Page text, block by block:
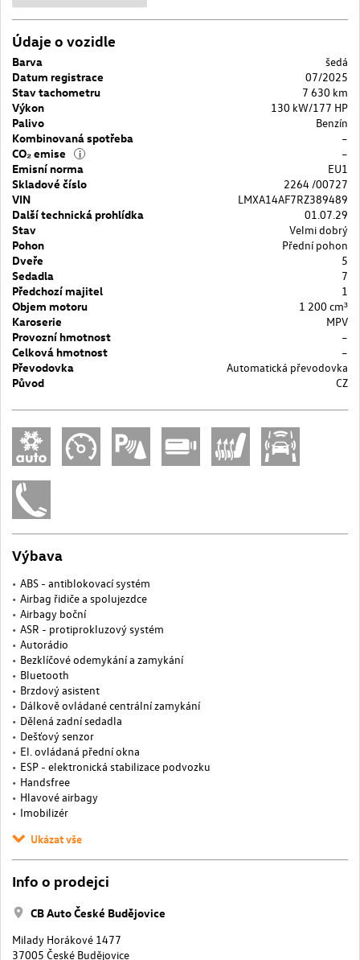
Údaje o vozidle
Barva
šedá
Datum registrace
07/2025
Stav tachometru
7 630 km
Výkon
130 kW/177 HP
Palivo
Benzín
Kombinovaná spotřeba
–
CO₂ emise
i
–
Emisní norma
EU1
Skladové číslo
2264 /00727
VIN
LMXA14AF7RZ389489
Další technická prohlídka
01.07.29
Stav
Velmi dobrý
Pohon
Přední pohon
Dveře
5
Sedadla
7
Předchozí majitel
1
Objem motoru
1 200 cm³
Karoserie
MPV
Provozní hmotnost
–
Celková hmotnost
–
Převodovka
Automatická převodovka
Původ
CZ
Výbava
ABS - antiblokovací systém
Airbag řidiče a spolujezdce
Airbagy boční
ASR - protiprokluzový systém
Autorádio
Bezklíčové odemykání a zamykání
Bluetooth
Brzdový asistent
Dálkově ovládané centrální zamykání
Dělená zadní sedadla
Dešťový senzor
El. ovládaná přední okna
ESP - elektronická stabilizace podvozku
Handsfree
Hlavové airbagy
Imobilizér
Ukázat vše
Info o prodejci
CB Auto České Budějovice
Milady Horákové 1477
37005 České Budějovice